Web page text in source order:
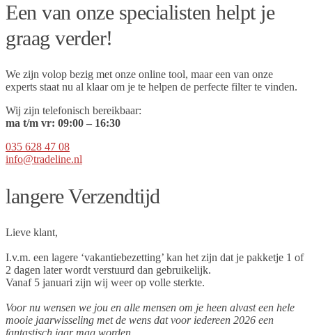
Een van onze specialisten helpt je
graag verder!
We zijn volop bezig met onze online tool, maar een van onze
experts staat nu al klaar om je te helpen de perfecte filter te vinden.
Wij zijn telefonisch bereikbaar:
ma t/m vr: 09:00 – 16:30
035 628 47 08
info@tradeline.nl
langere Verzendtijd
Lieve klant,
I.v.m. een lagere ‘vakantiebezetting’ kan het zijn dat je pakketje 1 of
2 dagen later wordt verstuurd dan gebruikelijk.
Vanaf 5 januari zijn wij weer op volle sterkte.
Voor nu wensen we jou en alle mensen om je heen alvast een hele
mooie jaarwisseling met de wens dat voor iedereen 2026 een
fantastisch jaar mag worden.